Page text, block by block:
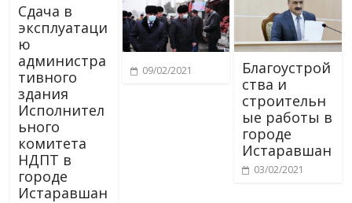
Сдача в
эксплуатаци
ю
администра
тивного
здания
Исполнител
ьного
комитета
НДПТ в
городе
Истаравшан
09/02/2021
Благоустрой
ства и
строительн
ые работы в
городе
Истаравшан
03/02/2021